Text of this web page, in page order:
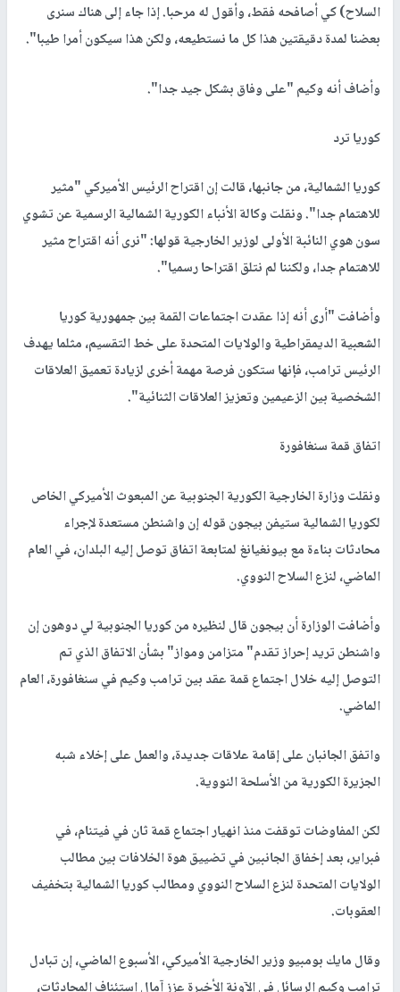
السلاح) كي أصافحه فقط، وأقول له مرحبا. إذا جاء إلى هناك سنرى
بعضنا لمدة دقيقتين هذا كل ما نستطيعه، ولكن هذا سيكون أمرا طيبا".
وأضاف أنه وكيم "على وفاق بشكل جيد جدا".
كوريا ترد
كوريا الشمالية، من جانبها، قالت إن اقتراح الرئيس الأميركي "مثير
للاهتمام جدا". ونقلت وكالة الأنباء الكورية الشمالية الرسمية عن تشوي
سون هوي النائبة الأولى لوزير الخارجية قولها: "نرى أنه اقتراح مثير
للاهتمام جدا، ولكننا لم نتلق اقتراحا رسميا".
وأضافت "أرى أنه إذا عقدت اجتماعات القمة بين جمهورية كوريا
الشعبية الديمقراطية والولايات المتحدة على خط التقسيم، مثلما يهدف
الرئيس ترامب، فإنها ستكون فرصة مهمة أخرى لزيادة تعميق العلاقات
الشخصية بين الزعيمين وتعزيز العلاقات الثنائية".
اتفاق قمة سنغافورة
ونقلت وزارة الخارجية الكورية الجنوبية عن المبعوث الأميركي الخاص
لكوريا الشمالية ستيفن بيجون قوله إن واشنطن مستعدة لإجراء
محادثات بناءة مع بيونغيانغ لمتابعة اتفاق توصل إليه البلدان، في العام
الماضي، لنزع السلاح النووي.
وأضافت الوزارة أن بيجون قال لنظيره من كوريا الجنوبية لي دوهون إن
واشنطن تريد إحراز تقدم" متزامن ومواز" بشأن الاتفاق الذي تم
التوصل إليه خلال اجتماع قمة عقد بين ترامب وكيم في سنغافورة، العام
الماضي.
واتفق الجانبان على إقامة علاقات جديدة، والعمل على إخلاء شبه
الجزيرة الكورية من الأسلحة النووية.
لكن المفاوضات توقفت منذ انهيار اجتماع قمة ثان في فيتنام، في
فبراير، بعد إخفاق الجانبين في تضييق هوة الخلافات بين مطالب
الولايات المتحدة لنزع السلاح النووي ومطالب كوريا الشمالية بتخفيف
العقوبات.
وقال مايك بومبيو وزير الخارجية الأميركي، الأسبوع الماضي، إن تبادل